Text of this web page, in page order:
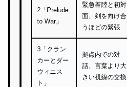
2「Prelude
to War」
緊急着陸と初対
面、剣を向け合
うほどの緊張
3「クラン
カーとダー
ウィニス
ト」
拠点内での対
話、言葉より大
きい視線の交換